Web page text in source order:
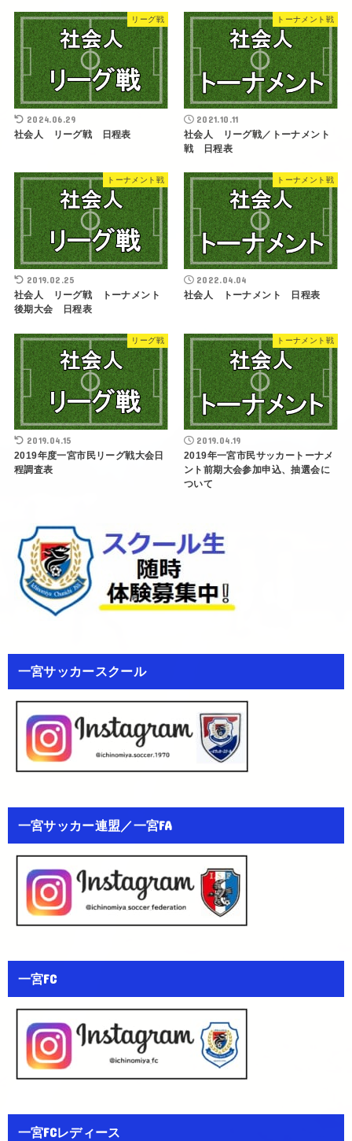
リーグ戦
2024.06.29
社会人 リーグ戦 日程表
トーナメント戦
2021.10.11
社会人 リーグ戦／トーナメント
戦 日程表
トーナメント戦
2019.02.25
社会人 リーグ戦 トーナメント
後期大会 日程表
トーナメント戦
2022.04.04
社会人 トーナメント 日程表
リーグ戦
2019.04.15
2019年度一宮市民リーグ戦大会日
程調査表
トーナメント戦
2019.04.19
2019年一宮市民サッカートーナメ
ント前期大会参加申込、抽選会に
ついて
一宮サッカースクール
一宮サッカー連盟／一宮FA
一宮FC
一宮FCレディース